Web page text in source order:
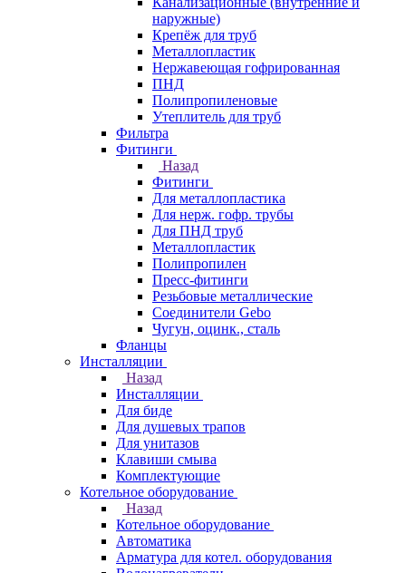
наружные)
Крепёж для труб
Металлопластик
Нержавеющая гофрированная
ПНД
Полипропиленовые
Утеплитель для труб
Фильтра
Фитинги
Назад
Фитинги
Для металлопластика
Для нерж. гофр. трубы
Для ПНД труб
Металлопластик
Полипропилен
Пресс-фитинги
Резьбовые металлические
Соединители Gebo
Чугун, оцинк., сталь
Фланцы
Инсталляции
Назад
Инсталляции
Для биде
Для душевых трапов
Для унитазов
Клавиши смыва
Комплектующие
Котельное оборудование
Назад
Котельное оборудование
Автоматика
Арматура для котел. оборудования